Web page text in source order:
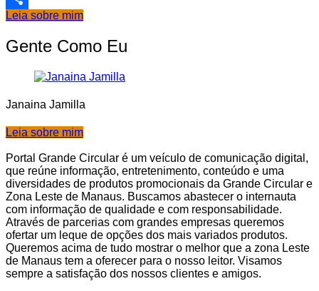
Share
Leia sobre mim
Gente Como Eu
Janaina Jamilla
Leia sobre mim
Portal Grande Circular é um veículo de comunicação digital,
que reúne informação, entretenimento, conteúdo e uma
diversidades de produtos promocionais da Grande Circular e
Zona Leste de Manaus. Buscamos abastecer o internauta
com informação de qualidade e com responsabilidade.
Através de parcerias com grandes empresas queremos
ofertar um leque de opções dos mais variados produtos.
Queremos acima de tudo mostrar o melhor que a zona Leste
de Manaus tem a oferecer para o nosso leitor. Visamos
sempre a satisfação dos nossos clientes e amigos.